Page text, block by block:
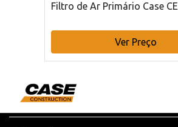
Filtro de Ar Primário Case CE
Ver Preço